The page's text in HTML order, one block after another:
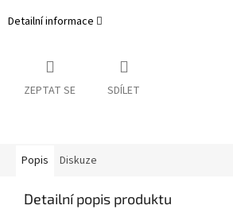
Detailní informace
ZEPTAT SE SDÍLET
Popis Diskuze
Detailní popis produktu